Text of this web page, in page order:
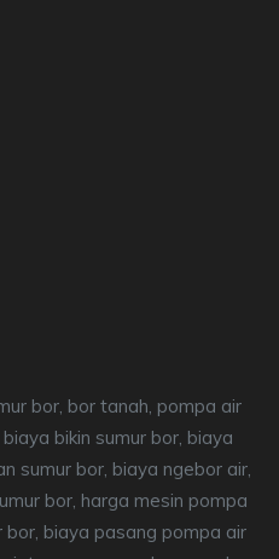
bor, bor tanah, pompa air
bikin sumur bor, biaya
sumur bor, biaya ngebor air,
bor, harga mesin pompa
bor, biaya pasang pompa air